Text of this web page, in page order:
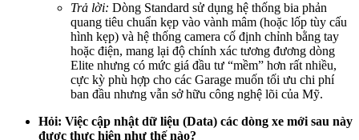
Trả lời: Dòng Standard sử dụng hệ thống bia phản
quang tiêu chuẩn kẹp vào vành mâm (hoặc lốp tùy cấu
hình kẹp) và hệ thống camera cố định chỉnh bằng tay
hoặc điện, mang lại độ chính xác tương đương dòng
Elite nhưng có mức giá đầu tư “mềm” hơn rất nhiều,
cực kỳ phù hợp cho các Garage muốn tối ưu chi phí
ban đầu nhưng vẫn sở hữu công nghệ lõi của Mỹ.
Hỏi: Việc cập nhật dữ liệu (Data) các dòng xe mới sau này
được thực hiện như thế nào?